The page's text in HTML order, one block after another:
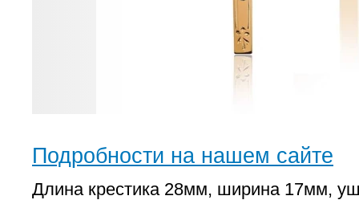
Подробности на нашем сайте
Длина крестика 28мм, ширина 17мм,